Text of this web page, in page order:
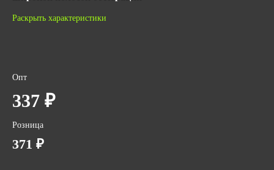
Покрытие линз
Количество в упаковке
1
Цвет линз
Прозрачный
Раскрыть характеристики
Опт
337 ₽
Розница
371 ₽